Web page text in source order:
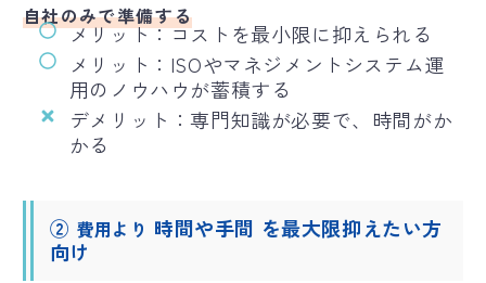
自社のみで準備する
メリット：コストを最小限に抑えられる
メリット：ISOやマネジメントシステム運
用のノウハウが蓄積する
デメリット：専門知識が必要で、時間がか
かる
② 費用より 時間や手間 を最大限抑えたい方
向け